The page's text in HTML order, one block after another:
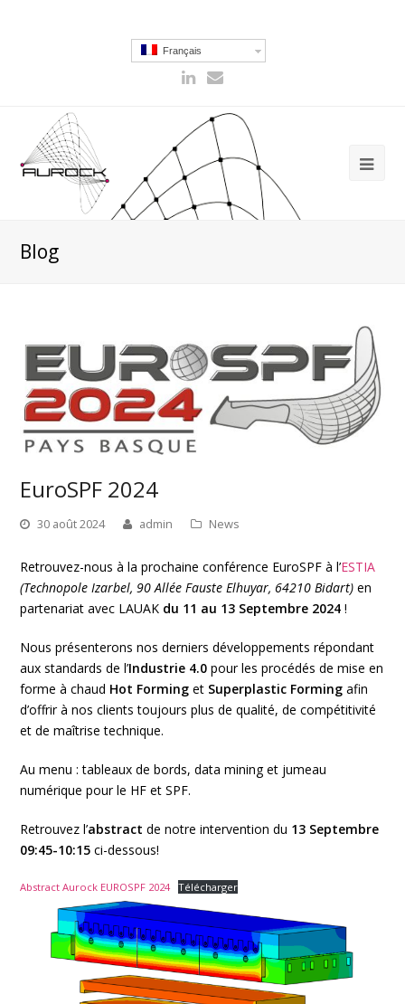
Français
Blog
EuroSPF 2024
30 août 2024 admin News
Retrouvez-nous à la prochaine conférence EuroSPF à l’ESTIA
(Technopole Izarbel, 90 Allée Fauste Elhuyar, 64210 Bidart) en
partenariat avec LAUAK du 11 au 13 Septembre 2024 !
Nous présenterons nos derniers développements répondant
aux standards de l’Industrie 4.0 pour les procédés de mise en
forme à chaud Hot Forminget Superplastic Forming afin
d’offrir à nos clients toujours plus de qualité, de compétitivité
et de maîtrise technique.
Au menu : tableaux de bords, data mining et jumeau
numérique pour le HF et SPF.
Retrouvez l’abstract de notre intervention du 13 Septembre
09:45-10:15 ci-dessous!
Abstract Aurock EUROSPF 2024 Télécharger